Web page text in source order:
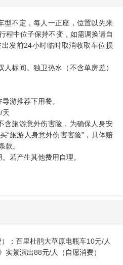
型不定，每人一正座，位置以先来
程中位子保持不变，如需调换请自
发前24小时临时取消收取车位损
标间。独卫热水（不含单房差）
游推荐下用餐。
天
含旅游意外伤害险，为确保人身安
“旅游人身意外伤害害险”，具体赔
款。
若产生其他费用自理。
；百里杜鹃大草原电瓶车10元/人
实景演出88元/人（自愿消费）